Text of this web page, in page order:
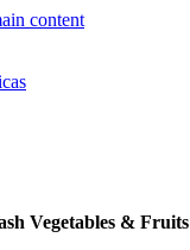
content
Vegetables & Fruits